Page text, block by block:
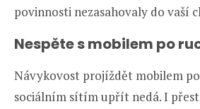
povinnosti nezasahovaly do vaší
Nespěte s mobilem po
Návykovost projíždět mobilem
sociálním sítím upřít nedá. I